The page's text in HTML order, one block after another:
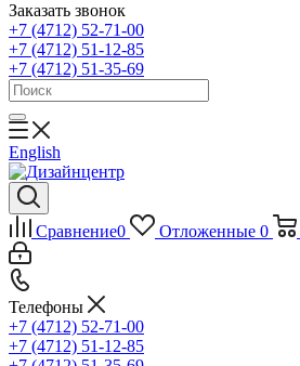
Заказать звонок
+7 (4712) 52-71-00
+7 (4712) 51-12-85
+7 (4712) 51-35-69
English
Сравнение0 Отложенные 0
Телефоны
+7 (4712) 52-71-00
+7 (4712) 51-12-85